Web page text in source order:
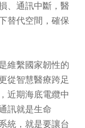
、通訊中斷，醫
替代空間，確保
維繫國家韌性的
從智慧醫療跨足
近期海底電纜中
訊就是生命
統，就是要讓台